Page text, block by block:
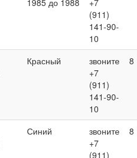
1985 до 1988
+7
(911)
141-90-
10
Красный
звоните
+7
(911)
141-90-
10
8
Синий
звоните
+7
(911)
8